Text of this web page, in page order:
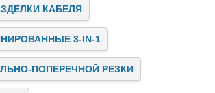
КАБЕЛЯ
3-IN-1
ПОПЕРЕЧНОЙ РЕЗКИ